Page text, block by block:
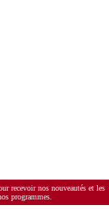
recevoir nos nouveautés et les
programmes.